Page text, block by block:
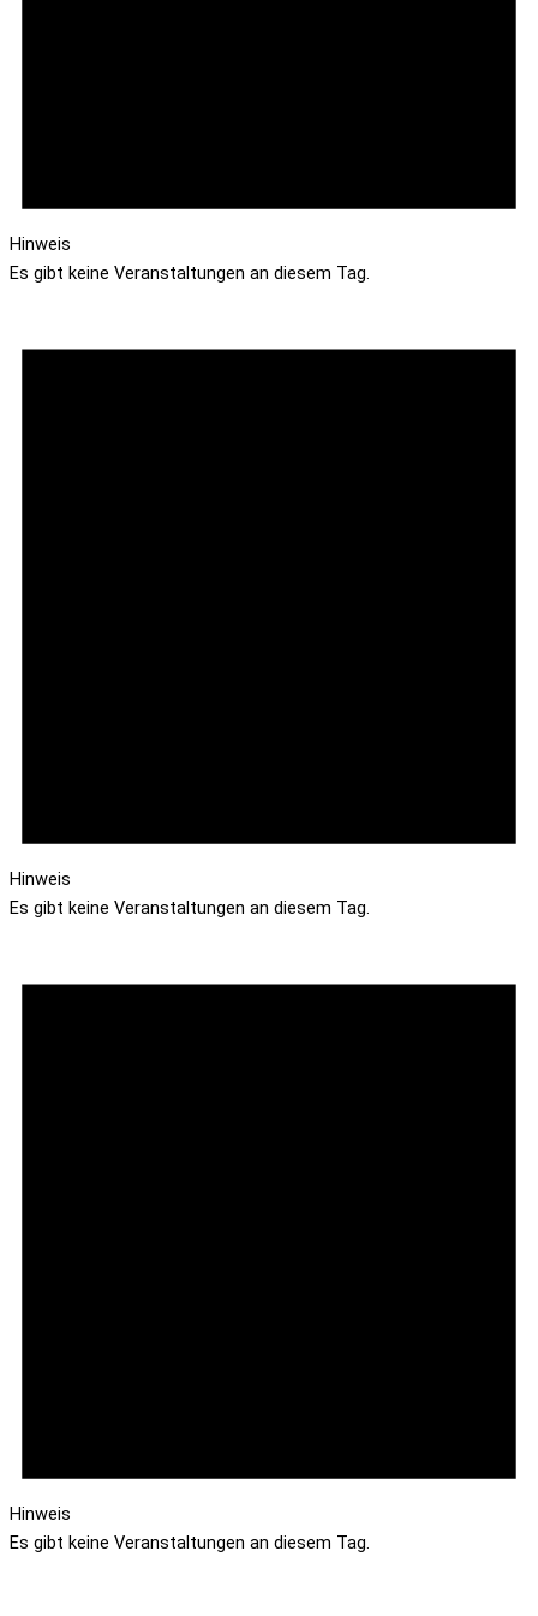
Hinweis
Es gibt keine Veranstaltungen an diesem Tag.
Hinweis
Es gibt keine Veranstaltungen an diesem Tag.
Hinweis
Es gibt keine Veranstaltungen an diesem Tag.